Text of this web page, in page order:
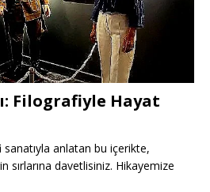
Filografiyle Hayat
sanatıyla anlatan bu içerikte,
sırlarına davetlisiniz. Hikayemize